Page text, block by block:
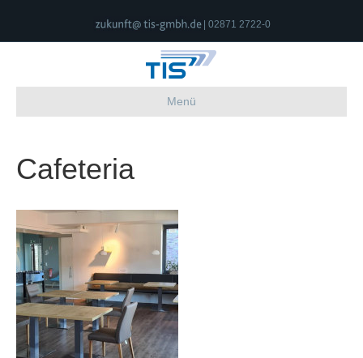
| 02871 2722-0
Menü
Cafeteria